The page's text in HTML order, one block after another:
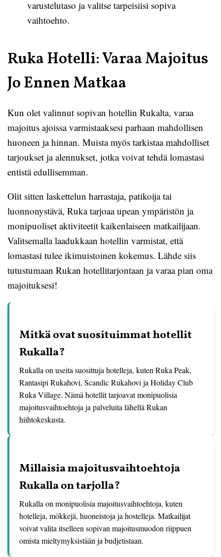
varustelutaso ja valitse tarpeisiisi sopiva
vaihtoehto.
Ruka Hotelli: Varaa Majoitus
Jo Ennen Matkaa
Kun olet valinnut sopivan hotellin Rukalta, varaa
majoitus ajoissa varmistaaksesi parhaan mahdollisen
huoneen ja hinnan. Muista myös tarkistaa mahdolliset
tarjoukset ja alennukset, jotka voivat tehdä lomastasi
entistä edullisemman.
Olit sitten laskettelun harrastaja, patikoija tai
luonnonystävä, Ruka tarjoaa upean ympäristön ja
monipuoliset aktiviteetit kaikenlaiseen matkailijaan.
Valitsemalla laadukkaan hotellin varmistat, että
lomastasi tulee ikimuistoinen kokemus. Lähde siis
tutustumaan Rukan hotellitarjontaan ja varaa pian oma
majoituksesi!
Mitkä ovat suosituimmat hotellit
Rukalla?
Rukalla on useita suosittuja hotelleja, kuten Ruka Peak,
Rantasipi Rukahovi, Scandic Rukahovi ja Holiday Club
Ruka Village. Nämä hotellit tarjoavat monipuolisia
majoitusvaihtoehtoja ja palveluita lähellä Rukan
hiihtokeskusta.
Millaisia majoitusvaihtoehtoja
Rukalla on tarjolla?
Rukalla on monipuolisia majoitusvaihtoehtoja, kuten
hotelleja, mökkejä, huoneistoja ja hostelleja. Matkailijat
voivat valita itselleen sopivan majoitusmuodon riippuen
omista mieltymyksistään ja budjetistaan.